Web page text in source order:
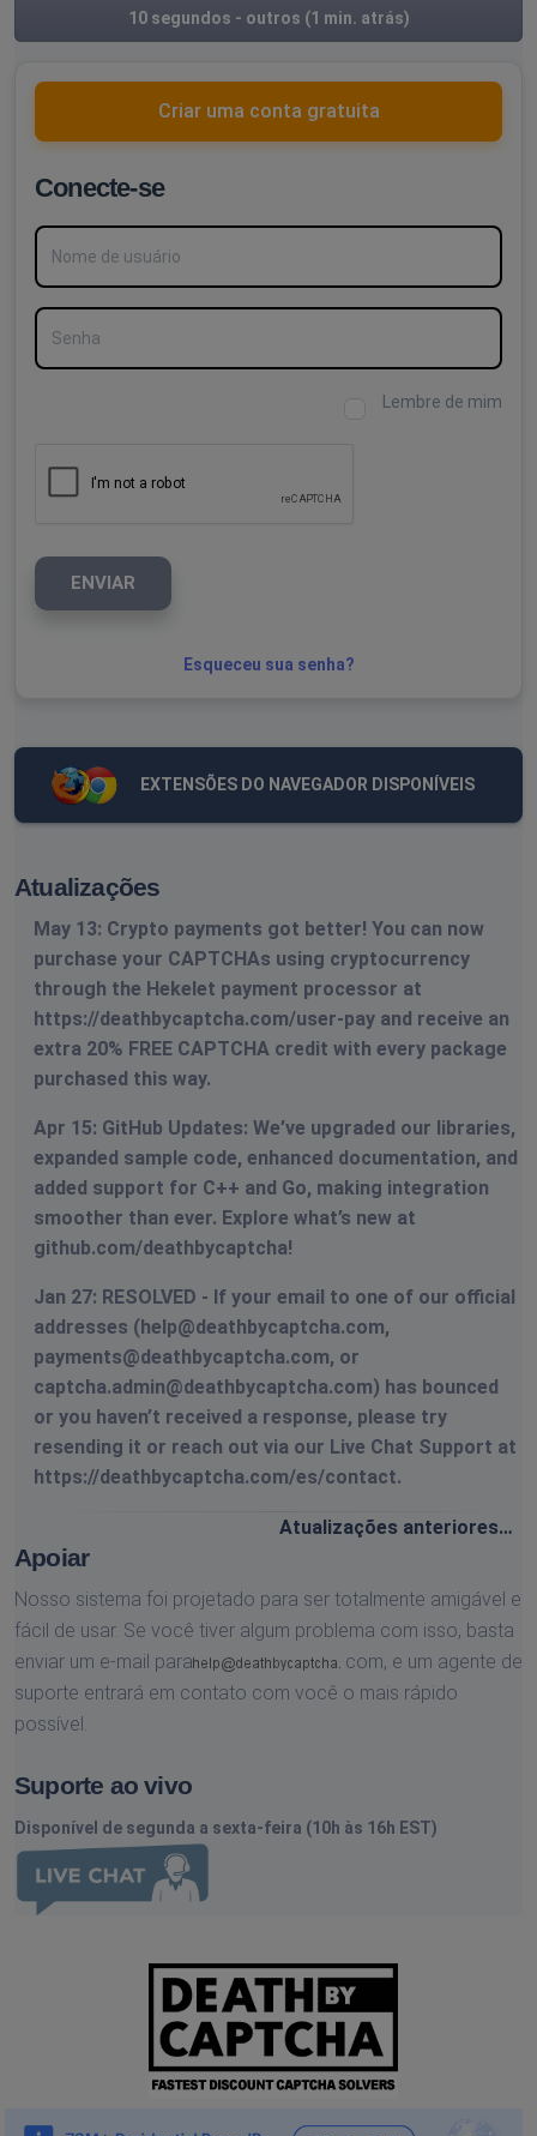
10 segundos - outros (1 min. atrás)
Criar uma conta gratuita
Conecte-se
Nome de usuário
Senha
Lembre de mim
ENVIAR
Esqueceu sua senha?
EXTENSÕES DO NAVEGADOR DISPONÍVEIS
Atualizações
May 13: Crypto payments got better! You can now
purchase your CAPTCHAs using cryptocurrency
through the Hekelet payment processor at
https://deathbycaptcha.com/user-pay and receive an
extra 20% FREE CAPTCHA credit with every package
purchased this way.
Apr 15: GitHub Updates: We’ve upgraded our libraries,
expanded sample code, enhanced documentation, and
added support for C++ and Go, making integration
smoother than ever. Explore what’s new at
github.com/deathbycaptcha!
Jan 27: RESOLVED - If your email to one of our official
addresses ( help@deathbycaptcha.com,
payments@deathbycaptcha.com, or
captcha.admin@deathbycaptcha.com) has bounced
or you haven’t received a response, please try
resending it or reach out via our Live Chat Support at
https://deathbycaptcha.com/es/contact.
Atualizações anteriores…
Apoiar
Nosso sistema foi projetado para ser totalmente amigável e
fácil de usar. Se você tiver algum problema com isso, basta
enviar um e-mail para
com, e um agente de
suporte entrará em contato com você o mais rápido
possível.
Suporte ao vivo
Disponível de segunda a sexta-feira (10h às 16h EST)